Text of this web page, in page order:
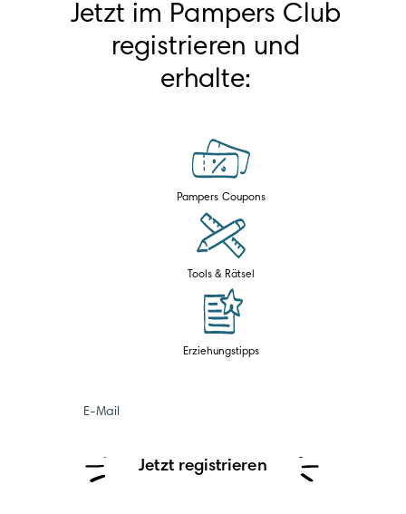
Jetzt im Pampers Club
registrieren und
erhalte:
Pampers Coupons
Tools & Rätsel
Erziehungstipps
E-Mail
Jetzt registrieren